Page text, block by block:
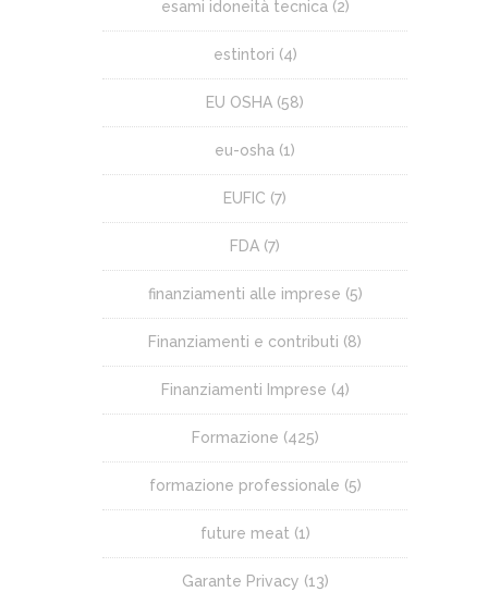
esami idoneità tecnica (2)
estintori (4)
EU OSHA (58)
eu-osha (1)
EUFIC (7)
FDA (7)
finanziamenti alle imprese (5)
Finanziamenti e contributi (8)
Finanziamenti Imprese (4)
Formazione (425)
formazione professionale (5)
future meat (1)
Garante Privacy (13)